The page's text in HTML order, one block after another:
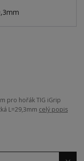
pro hořák TIG iGrip
L=29,3mm celý popis